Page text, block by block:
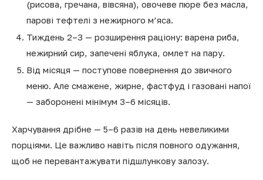
(рисова, гречана, вівсяна), овочеве пюре без масла,
парові тефтелі з нежирного м’яса.
Тиждень 2–3 — розширення раціону: варена риба,
нежирний сир, запечені яблука, омлет на пару.
Від місяця — поступове повернення до звичного
меню. Але смажене, жирне, фастфуд і газовані напої
— заборонені мінімум 3–6 місяців.
Харчування дрібне — 5–6 разів на день невеликими
порціями. Це важливо навіть після повного одужання,
щоб не перевантажувати підшлункову залозу.